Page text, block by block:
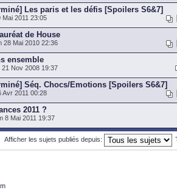
Les paris et les défis [Spoilers S6&7]
Mai 2011 23:05
de House
28 Mai 2010 22:36
ensemble
21 Nov 2008 19:37
Séq. Chocs/Emotions [Spoilers S6&7]
Avr 2011 00:28
2011 ?
8 Mai 2011 19:37
Afficher les sujets publiés depuis: